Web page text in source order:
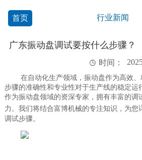
首页 行业新闻
广东振动盘调试要按什么步骤？
 时间：
在自动化生产领域，振动盘作为高效
步骤的准确性和专业性对于生产线的稳定运
作为振动盘领域的资深专家，拥有丰富的调
力。我们将结合富博机械的专注知识，为您
调试步骤。